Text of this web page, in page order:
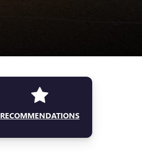
RECOMMENDATIONS